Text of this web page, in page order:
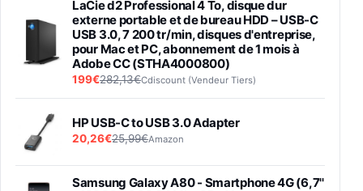
LaCie d2 Professional 4 To, disque dur
externe portable et de bureau HDD – USB-C
USB 3.0, 7 200 tr/min, disques d'entreprise,
pour Mac et PC, abonnement de 1 mois à
Adobe CC (STHA4000800)
199€282,13€Cdiscount (Vendeur Tiers)
HP USB-C to USB 3.0 Adapter
20,26€25,99€Amazon
Samsung Galaxy A80 - Smartphone 4G (6,7''